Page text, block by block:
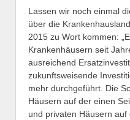
Lassen wir noch einmal
über die
2015 zu Wort kommen:
Krankenhäusern seit
ausreichend
zukunftsweisende
mehr durchgeführt. Die
Häusern auf der einen
und privaten Häusern